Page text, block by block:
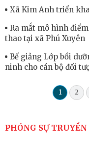
Xã Kim Anh triển
Ra mắt mô hình
thao tại xã Phú Xuyên
Bế giảng Lớp bồi
ninh cho cán bộ đối
1 2
PHÓNG SỰ